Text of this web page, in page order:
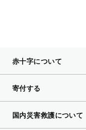
赤十字について
寄付する
国内災害救護について